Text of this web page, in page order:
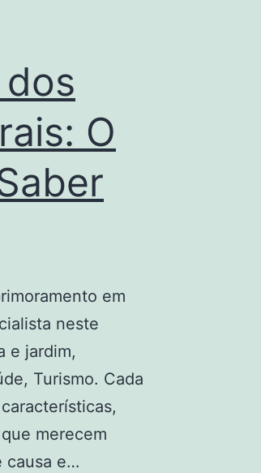
O
em
neste
e jardim,
Turismo. Cada
merecem
causa e…